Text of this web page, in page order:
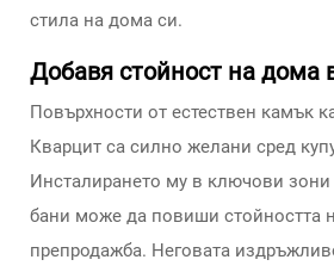
стила на дома си.
Добавя стойност на дома
Повърхности от естествен камък
Кварцит са силно желани сред
Инсталирането му в ключови зони
бани може да повиши стойността
препродажба. Неговата